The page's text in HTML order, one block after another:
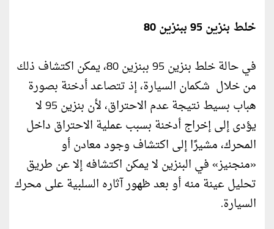
خلط بنزين 95 ببنزين 80
في حالة خلط بنزين 95 ببنزين 80، يمكن اكتشاف ذلك
من خلال شكمان السيارة، إذ تتصاعد أدخنة بصورة
هباب بسيط نتيجة عدم الاحتراق، لأن بنزين 95 لا
يؤدى إلى إخراج أدخنة بسبب عملية الاحتراق داخل
المحرك، مشيرًا إلى اكتشاف وجود معادن أو
«منجنيز» في البنزين لا يمكن اكتشافه إلا عن طريق
تحليل عينة منه أو بعد ظهور آثاره السلبية على محرك
السيارة.